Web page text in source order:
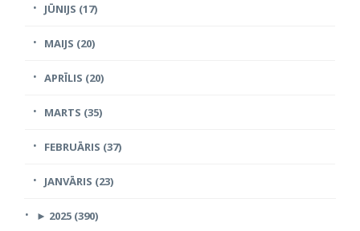
JŪNIJS (17)
MAIJS (20)
APRĪLIS (20)
MARTS (35)
FEBRUĀRIS (37)
JANVĀRIS (23)
► 2025 (390)